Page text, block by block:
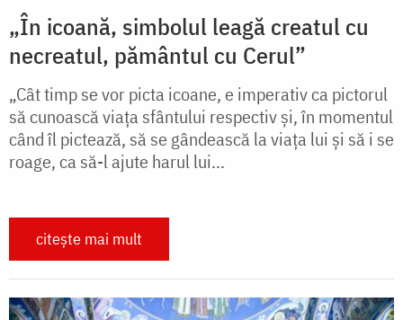
„În icoană, simbolul leagă creatul cu
necreatul, pământul cu Cerul”
„Cât timp se vor picta icoane, e imperativ ca pictorul
să cunoască viața sfântului respectiv și, în momentul
când îl pictează, să se gândească la viața lui și să i se
roage, ca să-l ajute harul lui...
citește mai mult